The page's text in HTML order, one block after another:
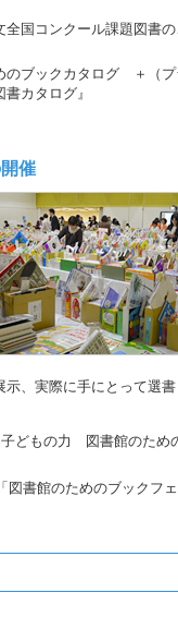
全国コンクール課題図書の
のブックカタログ ＋（プ
書カタログ』
催
示、実際に手にとって選
どもの力 図書館のため
書館のためのブックフ